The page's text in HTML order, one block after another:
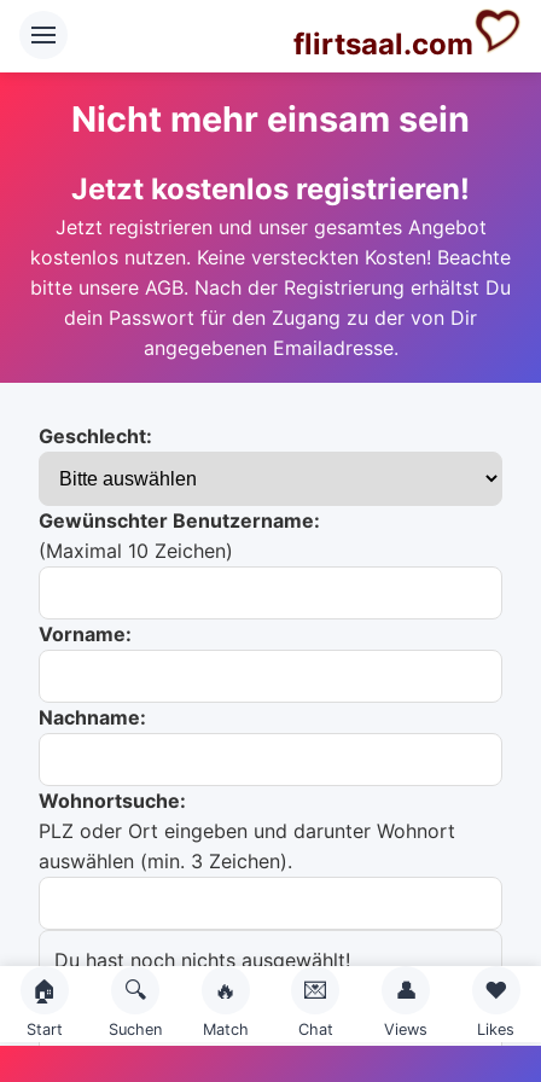
flirtsaal.com
Nicht mehr einsam sein
Jetzt kostenlos registrieren!
Jetzt registrieren und unser gesamtes Angebot
kostenlos nutzen. Keine versteckten Kosten! Beachte
bitte unsere AGB. Nach der Registrierung erhältst Du
dein Passwort für den Zugang zu der von Dir
angegebenen Emailadresse.
Geschlecht:
Gewünschter Benutzername:
(Maximal 10 Zeichen)
Vorname:
Nachname:
Wohnortsuche:
PLZ oder Ort eingeben und darunter Wohnort
auswählen (min. 3 Zeichen).
Du hast noch nichts ausgewählt!
Emailadresse:
🏠
Start
🔍
Suchen
🔥
Match
💌
Chat
👤
Views
❤️
Likes